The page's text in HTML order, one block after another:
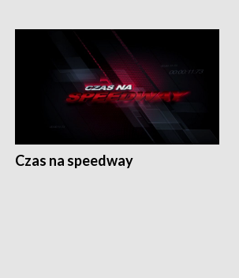
Czas na speedway